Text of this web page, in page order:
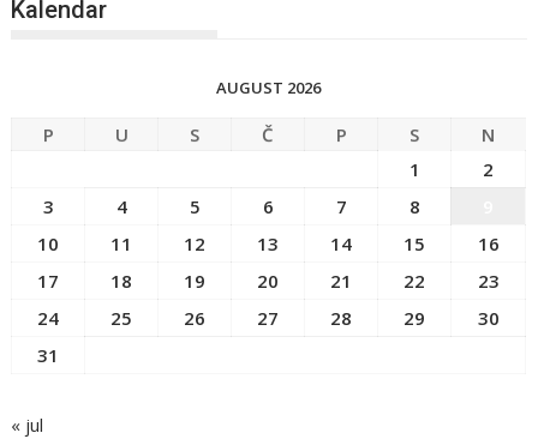
Kalendar
AUGUST 2026
P U S Č P S
N
1
2
3
4 5 6 7 8
10
11 12 13 14 15
16
17
18 19 20 21 22
23
24
25 26 27 28 29
30
31
« jul